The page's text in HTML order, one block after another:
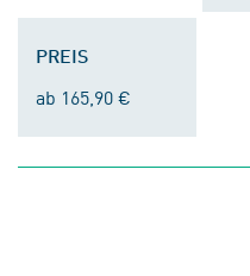
PREIS
ab 165,90 €